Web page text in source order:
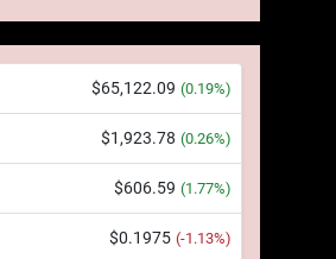
$65,122.09 (0.19%)
$1,923.78 (0.26%)
$606.59 (1.77%)
$0.1975 (-1.13%)
Squid a strâns 6 milioane
de dolari cu sprijinul
Ripple, apoi a pierdut
jumătate din aceștia într-